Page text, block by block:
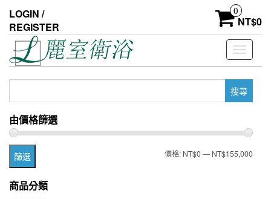
the
content
LOGIN /
REGISTER
0
NT$0
Toggle
鍵
字:
由價格篩選
最最
篩選 價格: NT$0—NT$155,000
商品分類